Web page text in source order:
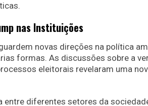
nas Instituições
novas direções na política
formas. As discussões sobre a
eleitorais revelaram uma
entre diferentes setores da